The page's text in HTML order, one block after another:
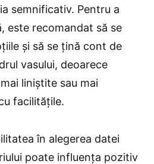
semnificativ. Pentru a
este recomandat să se
și să se țină cont de
vasului, deoarece
liniștite sau mai
facilitățile.
în alegerea datei
poate influența pozitiv